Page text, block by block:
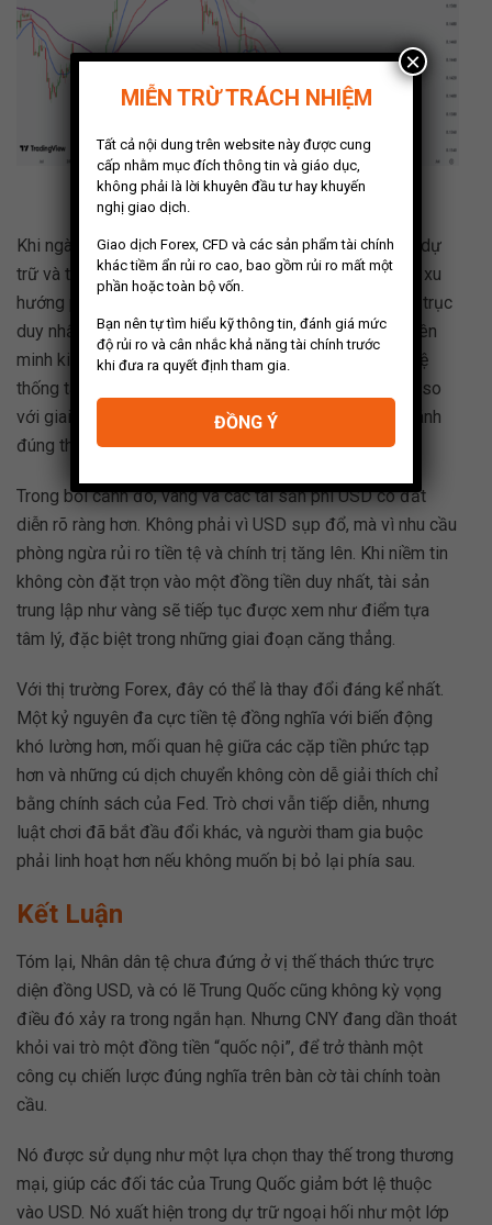
Biểu đồ kỹ thuật khung tuần (W) của cặp CNYUSD
Khi ngày càng nhiều quốc gia chấp nhận giao thương, dự
trữ và thanh toán ngoài USD, dòng vốn toàn cầu sẽ có xu
hướng phân mảnh hơn. Tiền không còn chảy theo một trục
duy nhất, mà rẽ sang nhiều hướng, tùy theo khu vực, liên
minh kinh tế và tính toán địa chính trị. Điều này khiến hệ
thống tài chính trở nên phức tạp hơn, kém “mượt” hơn so
với giai đoạn toàn cầu hóa cao điểm, nhưng lại phản ánh
đúng thực tế đa cực đang hình thành.
Trong bối cảnh đó, vàng và các tài sản phi USD có đất
diễn rõ ràng hơn. Không phải vì USD sụp đổ, mà vì nhu cầu
phòng ngừa rủi ro tiền tệ và chính trị tăng lên. Khi niềm tin
không còn đặt trọn vào một đồng tiền duy nhất, tài sản
trung lập như vàng sẽ tiếp tục được xem như điểm tựa
tâm lý, đặc biệt trong những giai đoạn căng thẳng.
Với thị trường Forex, đây có thể là thay đổi đáng kể nhất.
Một kỷ nguyên đa cực tiền tệ đồng nghĩa với biến động
khó lường hơn, mối quan hệ giữa các cặp tiền phức tạp
hơn và những cú dịch chuyển không còn dễ giải thích chỉ
bằng chính sách của Fed. Trò chơi vẫn tiếp diễn, nhưng
luật chơi đã bắt đầu đổi khác, và người tham gia buộc
phải linh hoạt hơn nếu không muốn bị bỏ lại phía sau.
Kết Luận
Tóm lại, Nhân dân tệ chưa đứng ở vị thế thách thức trực
diện đồng USD, và có lẽ Trung Quốc cũng không kỳ vọng
điều đó xảy ra trong ngắn hạn. Nhưng CNY đang dần thoát
khỏi vai trò một đồng tiền “quốc nội”, để trở thành một
công cụ chiến lược đúng nghĩa trên bàn cờ tài chính toàn
cầu.
Nó được sử dụng như một lựa chọn thay thế trong thương
mại, giúp các đối tác của Trung Quốc giảm bớt lệ thuộc
vào USD. Nó xuất hiện trong dự trữ ngoại hối như một lớp
MIỄN TRỪ TRÁCH NHIỆM
Tất cả nội dung trên website này được cung
cấp nhằm mục đích thông tin và giáo dục,
không phải là lời khuyên đầu tư hay khuyến
nghị giao dịch.
Giao dịch Forex, CFD và các sản phẩm tài chính
khác tiềm ẩn rủi ro cao, bao gồm rủi ro mất một
phần hoặc toàn bộ vốn.
Bạn nên tự tìm hiểu kỹ thông tin, đánh giá mức
độ rủi ro và cân nhắc khả năng tài chính trước
khi đưa ra quyết định tham gia.
ĐỒNG Ý
×